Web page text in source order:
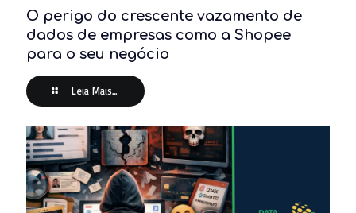
O perigo do crescente vazamento de
dados de empresas como a Shopee
para o seu negócio
Leia Mais...